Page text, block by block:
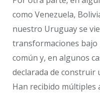
como Venezuela,
nuestro Uruguay se
transformaciones
común y, en algunos
declarada de construir
Han recibido múltiples